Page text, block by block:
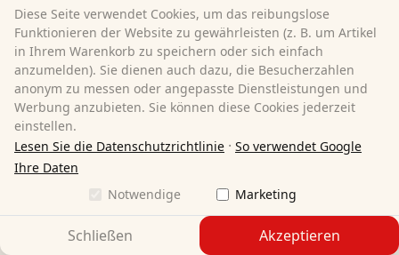
Mehr erfahren
Diese Seite verwendet Cookies, um das reibungslose
Funktionieren der Website zu gewährleisten (z. B. um Artikel
in Ihrem Warenkorb zu speichern oder sich einfach
anzumelden). Sie dienen auch dazu, die Besucherzahlen
anonym zu messen oder angepasste Dienstleistungen und
Werbung anzubieten. Sie können diese Cookies jederzeit
einstellen.
Lesen Sie die Datenschutzrichtlinie · So verwendet Google
Ihre Daten
Notwendige
Marketing
Schließen Akzeptieren